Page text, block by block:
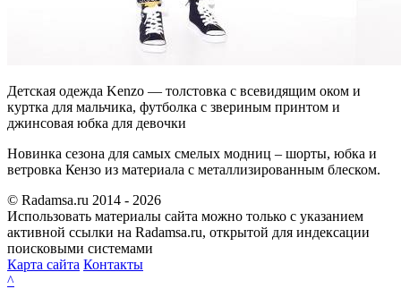
Детская одежда Kenzo — толстовка с всевидящим оком и
куртка для мальчика, футболка с звериным принтом и
джинсовая юбка для девочки
Новинка сезона для самых смелых модниц – шорты, юбка и
ветровка Кензо из материала с металлизированным блеском.
© Radamsa.ru 2014 - 2026
Использовать материалы сайта можно только с указанием
активной ссылки на Radamsa.ru, открытой для индексации
поисковыми системами
Карта сайта Контакты
^